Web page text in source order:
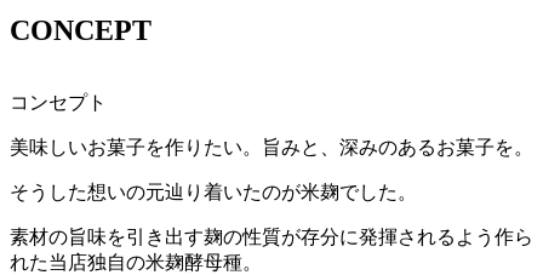
CONCEPT
コ ンセプト
美味しいお菓子を作りたい。旨みと、深みのあるお菓子を。
そうした想いの元辿り着いたのが米麹でした。
素材の旨味を引き出す麹の性質が存分に発揮されるよう作ら
れた当店独自の米麹酵母種。